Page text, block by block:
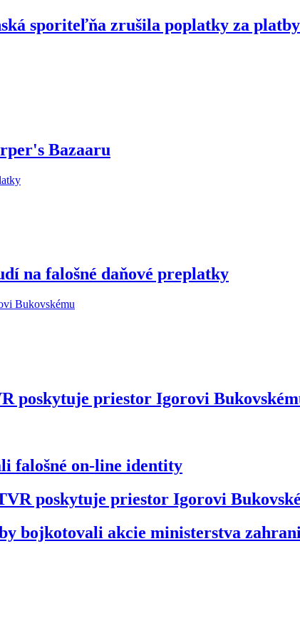
sporiteľňa zrušila poplatky za
Bazaaru
na falošné daňové preplatky
poskytuje priestor Igorovi
falošné on-line identity
poskytuje priestor Igorovi
bojkotovali akcie ministerstva